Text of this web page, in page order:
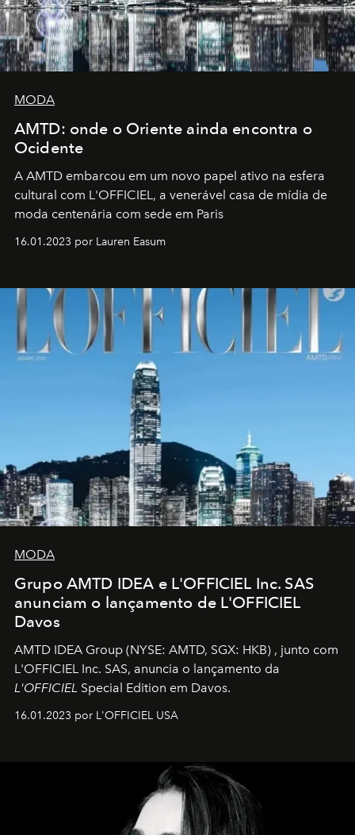
MODA
AMTD: onde o Oriente ainda encontra o
Ocidente
A AMTD embarcou em um novo papel ativo na esfera
cultural com L'OFFICIEL, a venerável casa de mídia de
moda centenária com sede em Paris
16.01.2023 por Lauren Easum
MODA
Grupo AMTD IDEA e L'OFFICIEL Inc. SAS
anunciam o lançamento de L'OFFICIEL
Davos
AMTD IDEA Group (NYSE: AMTD, SGX: HKB) , junto com
L'OFFICIEL Inc. SAS, anuncia o lançamento da
L'OFFICIEL Special Edition em Davos.
16.01.2023 por L'OFFICIEL USA